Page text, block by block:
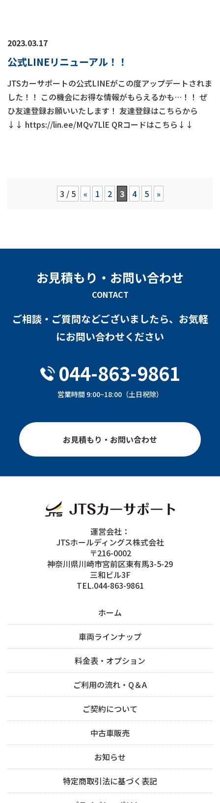
2023.03.17
公式LINEリニューアル！！
JTSカーサポートの公式LINEがこの度アップデートされま
した！！ この機会にお得な情報がもらえるかも…！！ ぜ
ひ友達登録お願いいたします！ 友達登録はこちらから
↓↓ https://lin.ee/MQv7LlE QRコードはこちら↓↓
3 / 5 « 1 2 3 4 5 »
お見積もり・お問い合わせ
CONTACT
ご相談・ご質問などございましたら、お気軽
にお問い合わせください
044-863-9861
営業時間 9:00~18:00（土日祝除）
お見積もり・お問い合わせ
運営会社：
JTSホールディングス株式会社
〒216-0002
神奈川県川崎市宮前区東有馬3-5-29
三和ビル3F
TEL.044-863-9861
ホーム
車両ラインナップ
料金表・オプション
ご利用の流れ・Q＆A
ご契約について
中古車販売
お知らせ
特定商取引法に基づく表記